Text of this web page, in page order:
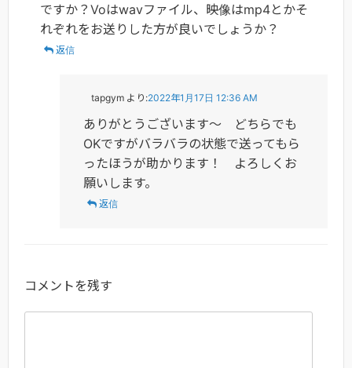
ですか？Voはwavファイル、映像はmp4とかそ
れぞれをお送りした方が良いでしょうか？
返信
tapgym より:2022年1月17日 12:36 AM
ありがとうございます～ どちらでも
OKですがバラバラの状態で送ってもら
ったほうが助かります！ よろしくお
願いします。
返信
コメントを残す